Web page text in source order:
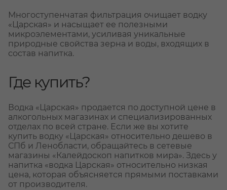
Многоступенчатая фильтрация очищает водку
«Царская» и насыщает ее полезными
микроэлементами, усиливая уникальные
природные свойства зерна и воды, входящих в
состав напитка.
Где купить?
Водка «Царская» продается по доступной цене в
алкогольных магазинах и специализированных
отделах по всей стране. Если же вы хотите
купить водку «Царская» относительно дешево в
СПб и Ленобласти, обращайтесь в сетевые
магазины «Калейдоскоп напитков мира». Здесь у
напитка «водка Царская» относительно низкая
цена, которая объясняется прямыми поставками
от производителя.